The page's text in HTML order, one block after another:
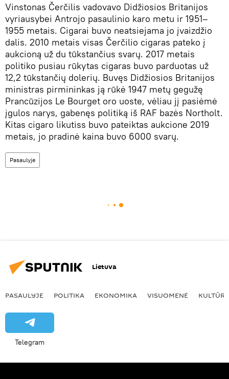
Vinstonas Čerčilis vadovavo Didžiosios Britanijos
vyriausybei Antrojo pasaulinio karo metu ir 1951–
1955 metais. Cigarai buvo neatsiejama jo įvaizdžio
dalis. 2010 metais visas Čerčilio cigaras pateko į
aukcioną už du tūkstančius svarų. 2017 metais
politiko pusiau rūkytas cigaras buvo parduotas už
12,2 tūkstančių dolerių. Buvęs Didžiosios Britanijos
ministras pirmininkas ją rūkė 1947 metų gegužę
Prancūzijos Le Bourget oro uoste, vėliau jį pasiėmė
įgulos narys, gabenęs politiką iš RAF bazės Northolt.
Kitas cigaro likutiss buvo pateiktas aukcione 2019
metais, jo pradinė kaina buvo 6000 svarų.
Pasaulyje
Lietuva
PASAULYJE POLITIKA EKONOMIKA VISUOMENĖ KULTŪRA
Telegram